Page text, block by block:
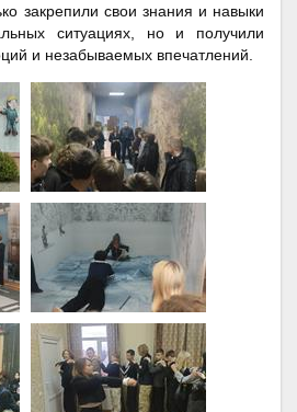
закрепили свои знания и навыки
ситуациях, но и получили
и незабываемых впечатлений.